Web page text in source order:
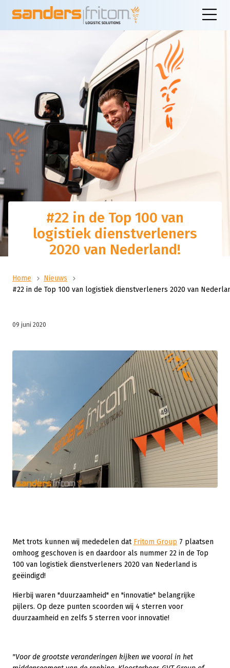
#22 in de Top 100 van
logistiek dienstverleners
2020 van Nederland!
Home
Nieuws
#22 in de Top 100 van logistiek dienstverleners 2020 van
09 juni 2020
Met trots kunnen wij mededelen dat Fritom Group 7 plaatsen
omhoog geschoven is en daardoor als nummer 22 in de Top
100 van logistiek dienstverleners 2020 van Nederland is
geëindigd!
Hierbij waren "duurzaamheid" en "innovatie" belangrijke
pijlers. Op deze punten scoorden wij 4 sterren voor
duurzaamheid en zelfs 5 sterren voor innovatie!
"Voor de grootste veranderingen kijken we vooral in het